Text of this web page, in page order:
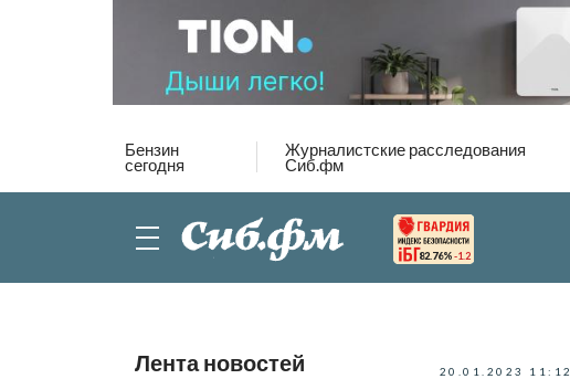
Бензин
сегодня
Журналистские расследования
Сиб.фм
82.76% -1.2
Лента новостей 20.01.2023 11:12